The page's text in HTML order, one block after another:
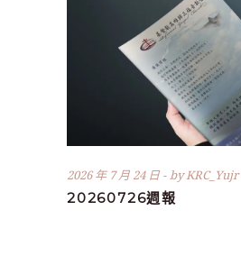
2026 年 7 月 24 日 byKRC_Yujr
20260726週報